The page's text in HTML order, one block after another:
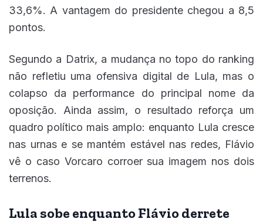
33,6%. A vantagem do presidente chegou a 8,5
pontos.
Segundo a Datrix, a mudança no topo do ranking
não refletiu uma ofensiva digital de Lula, mas o
colapso da performance do principal nome da
oposição. Ainda assim, o resultado reforça um
quadro político mais amplo: enquanto Lula cresce
nas urnas e se mantém estável nas redes, Flávio
vê o caso Vorcaro corroer sua imagem nos dois
terrenos.
Lula sobe enquanto Flávio derrete